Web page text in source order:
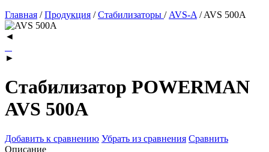
Главная /Продукция /Стабилизаторы / AVS-A /AVS 500A
◄
►
Стабилизатор POWERMAN
AVS 500A
Добавить к сравнению Убрать из сравнения Сравнить
Описание